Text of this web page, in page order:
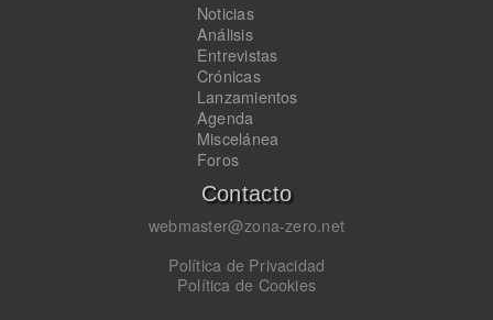
Noticias
Análisis
Entrevistas
Crónicas
Lanzamientos
Agenda
Miscelánea
Foros
Contacto
webmaster@zona-zero.net
Política de Privacidad
Política de Cookies